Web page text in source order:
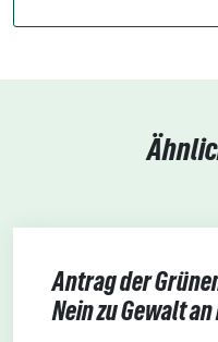
Antrag der
Nein zu Gewalt